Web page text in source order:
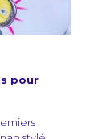
pour